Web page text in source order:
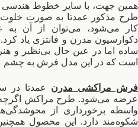
همین جهت، با سایر خطوط هندسی
طرح مذکور عمدتا به صورت
کار می‌شود، می‌توان از آن به
دکوارسیون مدرن و فانتزی یاد
ساده اما در عین حال بی‌نظیر و
است که در این مدل فرش به چشم
فرش مراکشی مدرن عمدتا در
عرضه می‌شود. طرح مراکش اگرچه
واسطه برخورداری از
شکوه‌مند دارد. این محصول